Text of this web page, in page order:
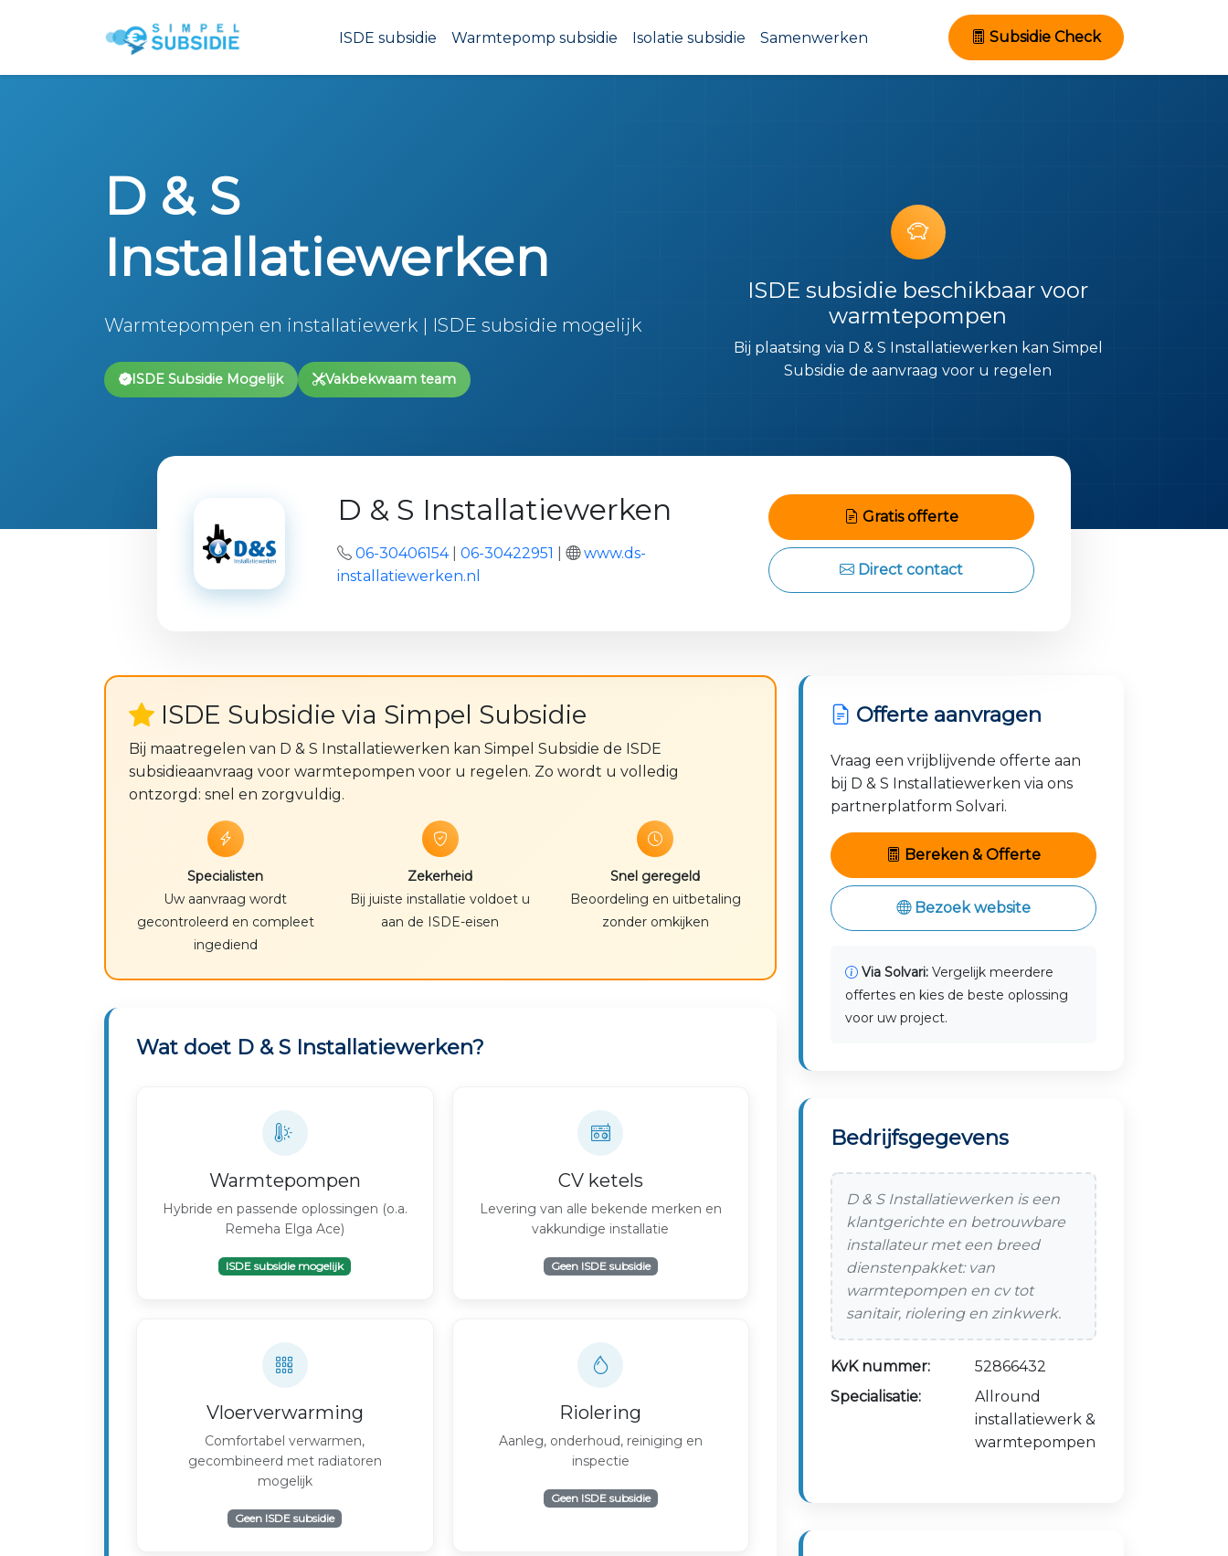
ISDE subsidie Warmtepomp subsidie Isolatie subsidie Samenwerken Subsidie Check
D & S
Installatiewerken
Warmtepompen en installatiewerk | ISDE subsidie mogelijk
ISDE Subsidie Mogelijk Vakbekwaam team
ISDE subsidie beschikbaar voor
warmtepompen
Bij plaatsing via D & S Installatiewerken kan Simpel
Subsidie de aanvraag voor u regelen
D & S Installatiewerken
06-30406154|06-30422951 |
www.ds-
installatiewerken.nl
Gratis offerte
Direct contact
ISDE Subsidie via Simpel Subsidie
Bij maatregelen van D & S Installatiewerken kan Simpel Subsidie de ISDE
subsidieaanvraag voor warmtepompen voor u regelen. Zo wordt u volledig
ontzorgd: snel en zorgvuldig.
Specialisten
Uw aanvraag wordt
gecontroleerd en compleet
ingediend
Zekerheid
Bij juiste installatie voldoet u
aan de ISDE-eisen
Snel geregeld
Beoordeling en uitbetaling
zonder omkijken
Wat doet D & S Installatiewerken?
Warmtepompen
Hybride en passende oplossingen (o.a.
Remeha Elga Ace)
ISDE subsidie mogelijk
CV ketels
Levering van alle bekende merken en
vakkundige installatie
Geen ISDE subsidie
Vloerverwarming
Comfortabel verwarmen,
gecombineerd met radiatoren
mogelijk
Geen ISDE subsidie
Riolering
Aanleg, onderhoud, reiniging en
inspectie
Geen ISDE subsidie
Offerte aanvragen
Vraag een vrijblijvende offerte aan
bij D & S Installatiewerken via ons
partnerplatform Solvari.
Bereken & Offerte
Bezoek website
Via Solvari: Vergelijk meerdere
offertes en kies de beste oplossing
voor uw project.
Bedrijfsgegevens
D & S Installatiewerken is een
klantgerichte en betrouwbare
installateur met een breed
dienstenpakket: van
warmtepompen en cv tot
sanitair, riolering en zinkwerk.
KvK nummer:
52866432
Specialisatie:
Allround
installatiewerk &
warmtepompen